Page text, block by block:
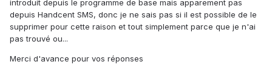
introduit depuis le programme de base mais apparement pas
depuis Handcent SMS, donc je ne sais pas si il est possible de le
supprimer pour cette raison et tout simplement parce que je n'ai
pas trouvé ou...
Merci d'avance pour vos réponses